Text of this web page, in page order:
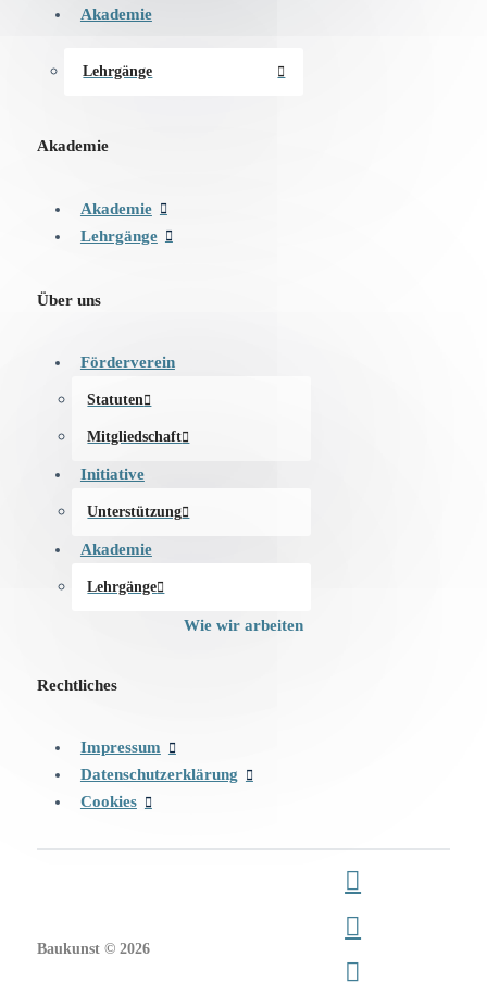
Akademie
Lehrgänge
Akademie
Akademie
Lehrgänge
Über uns
Förderverein
Statuten
Mitgliedschaft
Initiative
Unterstützung
Akademie
Lehrgänge
Wie wir arbeiten
Rechtliches
Impressum
Datenschutzerklärung
Cookies
Baukunst © 2026